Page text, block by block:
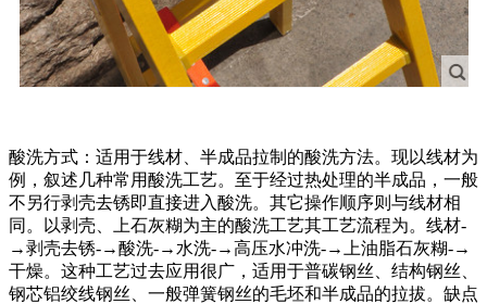
酸洗方式：适用于线材、半成品拉制的酸洗方法。现以线材为
例，叙述几种常用酸洗工艺。至于经过热处理的半成品，一般
不另行剥壳去锈即直接进入酸洗。其它操作顺序则与线材相
同。以剥壳、上石灰糊为主的酸洗工艺其工艺流程为。线材-
→剥壳去锈-→酸洗-→水洗-→高压水冲洗-→上油脂石灰糊-→
干燥。这种工艺过去应用很广，适用于普碳钢丝、结构钢丝、
钢芯铝绞线钢丝、一般弹簧钢丝的毛坯和半成品的拉拔。缺点